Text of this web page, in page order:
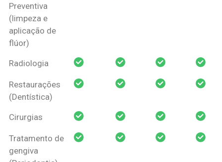
Preventiva
(limpeza e
aplicação de
flúor)
Radiologia
Restaurações
(Dentística)
Cirurgias
Tratamento de
gengiva